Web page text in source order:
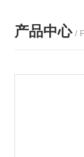
产品中心 /